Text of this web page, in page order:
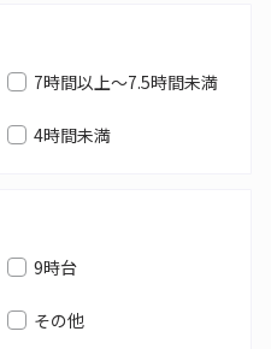
7時間以上～7.5時間未満
4時間未満
9時台
その他